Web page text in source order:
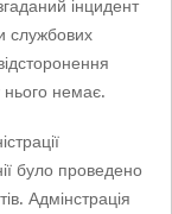
інцидент
службових
нього немає.
було проведено
Адмінстрація